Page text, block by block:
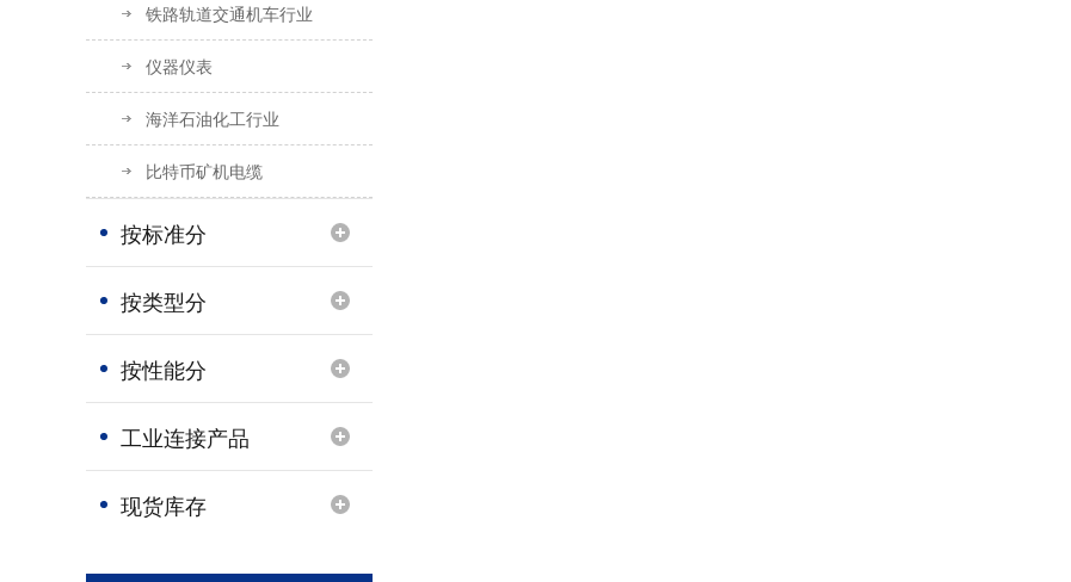
铁路轨道交通机车行业
仪器仪表
海洋石油化工行业
比特币矿机电缆
按标准分
按类型分
按性能分
工业连接产品
现货库存
关于UL44标准电缆
【埃因快乐团，沟通无上限...】上海埃因电缆安吉团建纪实：山水为证，热血同行！
关于 FPLP、FPL、FPLR美标消防火警线的应用